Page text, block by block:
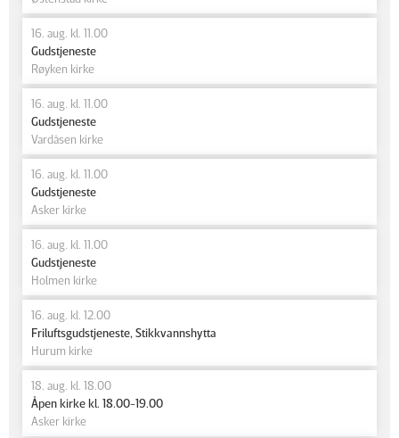
16. aug. kl. 11.00
Gudstjeneste
Røyken kirke
16. aug. kl. 11.00
Gudstjeneste
Vardåsen kirke
16. aug. kl. 11.00
Gudstjeneste
Asker kirke
16. aug. kl. 11.00
Gudstjeneste
Holmen kirke
16. aug. kl. 12.00
Friluftsgudstjeneste, Stikkvannshytta
Hurum kirke
18. aug. kl. 18.00
Åpen kirke kl. 18.00-19.00
Asker kirke